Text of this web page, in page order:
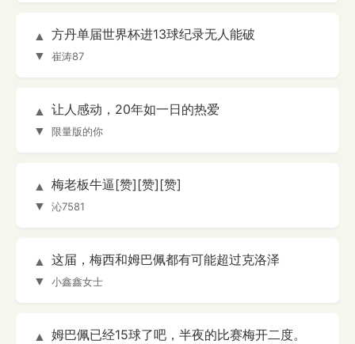
▲
▼
方丹单届世界杯进13球纪录无人能破
崔涛87
▲
▼
让人感动，20年如一日的热爱
限量版的你
▲
▼
梅老板牛逼[赞][赞][赞]
沁7581
▲
▼
这届，梅西和姆巴佩都有可能超过克洛泽
小鑫鑫女士
▲ 姆巴佩已经15球了吧，半夜的比赛梅开二度。